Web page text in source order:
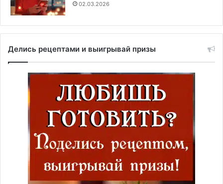
02.03.2026
Делись рецептами и выигрывай призы